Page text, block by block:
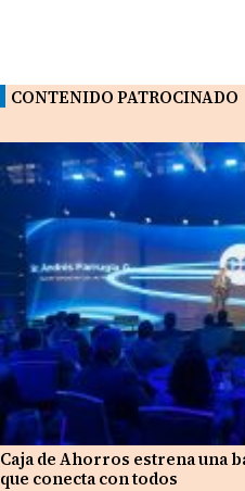
CONTENIDO PATROCINADO
Caja de Ahorros estrena una
que conecta con todos